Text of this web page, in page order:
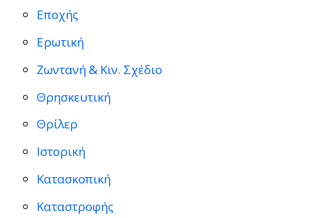
Εποχής
Ερωτική
Ζωντανή & Κιν. Σχέδιο
Θρησκευτική
Θρίλερ
Ιστορική
Κατασκοπική
Καταστροφής